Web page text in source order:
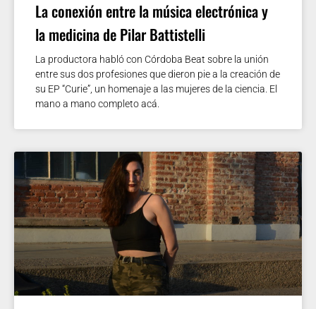
La conexión entre la música electrónica y
la medicina de Pilar Battistelli
La productora habló con Córdoba Beat sobre la unión
entre sus dos profesiones que dieron pie a la creación de
su EP “Curie”, un homenaje a las mujeres de la ciencia. El
mano a mano completo acá.